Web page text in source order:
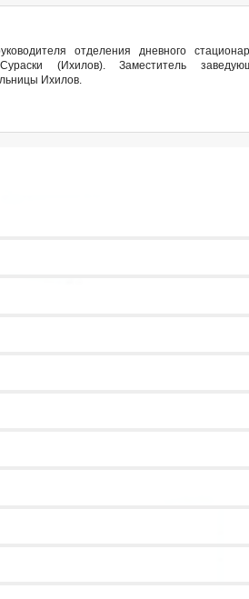
отделения дневного
(Ихилов). Заместитель
Ихилов.